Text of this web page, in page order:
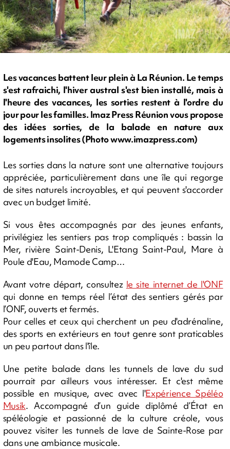
Les vacances battent leur plein à La Réunion. Le temps
s'est rafraichi, l'hiver austral s'est bien installé, mais à
l'heure des vacances, les sorties restent à l'ordre du
jour pour les familles. Imaz Press Réunion vous propose
des idées sorties, de la balade en nature aux
logements insolites (Photo www.imazpress.com)
Les sorties dans la nature sont une alternative toujours
appréciée, particulièrement dans une île qui regorge
de sites naturels incroyables, et qui peuvent s'accorder
avec un budget limité.
Si vous êtes accompagnés par des jeunes enfants,
privilégiez les sentiers pas trop compliqués : bassin la
Mer, rivière Saint-Denis, L'Etang Saint-Paul, Mare à
Poule d'Eau, Mamode Camp…
Avant votre départ, consultez le site internet de l'ONF
qui donne en temps réel l’état des sentiers gérés par
l’ONF, ouverts et fermés.
Pour celles et ceux qui cherchent un peu d'adrénaline,
des sports en extérieurs en tout genre sont praticables
un peu partout dans l'île.
Une petite balade dans les tunnels de lave du sud
pourrait par ailleurs vous intéresser. Et c'est même
possible en musique, avec avec l'Expérience Spéléo
Musik. Accompagné d’un guide diplômé d’État en
spéléologie et passionné de la culture créole, vous
pouvez visiter les tunnels de lave de Sainte-Rose par
dans une ambiance musicale.